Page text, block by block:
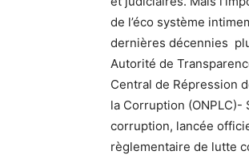
de l’éco système
dernières décennies
Autorité de
Central de Répression
la Corruption
corruption, lancée
règlementaire de lutte